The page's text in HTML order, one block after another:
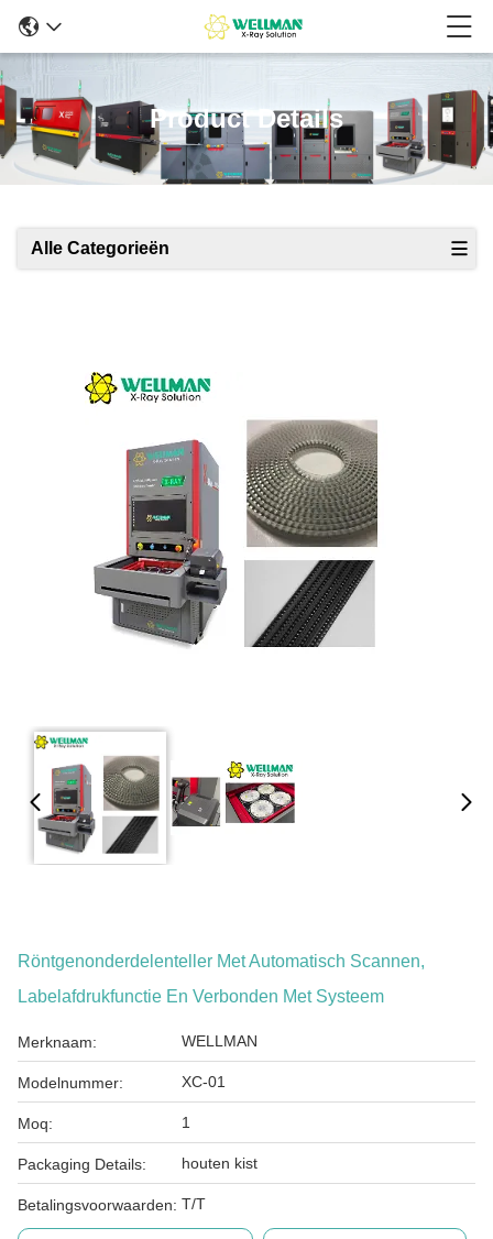
Product Details
Alle Categorieën
Röntgenonderdelenteller Met Automatisch Scannen,
Labelafdrukfunctie En Verbonden Met Systeem
Merknaam: WELLMAN
Modelnummer: XC-01
Moq: 1
Packaging Details: houten kist
Betalingsvoorwaarden: T/T